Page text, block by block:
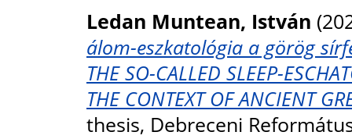
Ledan Muntean, István
álom-eszkatológia a görög
THE SO-CALLED SLEEP-
THE CONTEXT OF ANCIENT
thesis, Debreceni